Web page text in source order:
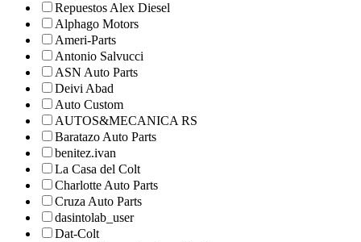
Repuestos Alex Diesel
Alphago Motors
Ameri-Parts
Antonio Salvucci
ASN Auto Parts
Deivi Abad
Auto Custom
AUTOS&MECANICA RS
Baratazo Auto Parts
benitez.ivan
La Casa del Colt
Charlotte Auto Parts
Cruza Auto Parts
dasintolab_user
Dat-Colt